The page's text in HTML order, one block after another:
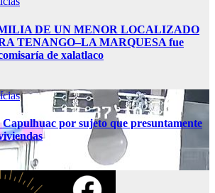
DE UN MENOR LOCALIZADO
TENANGO–LA MARQUESA fue
de xalatlaco
por sujeto que presuntamente